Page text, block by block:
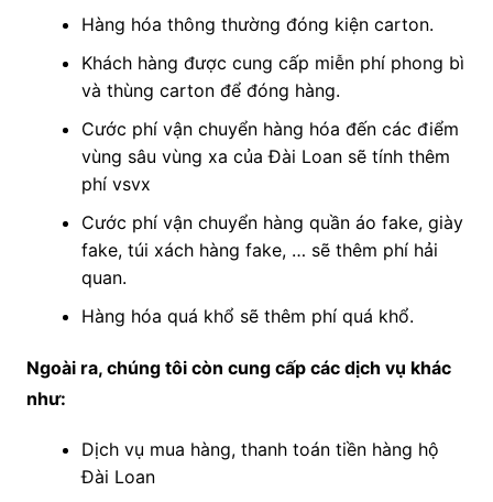
Hàng hóa thông thường đóng kiện carton.
Khách hàng được cung cấp miễn phí phong bì
và thùng carton để đóng hàng.
Cước phí vận chuyển hàng hóa đến các điểm
vùng sâu vùng xa của Đài Loan sẽ tính thêm
phí vsvx
Cước phí vận chuyển hàng quần áo fake, giày
fake, túi xách hàng fake, … sẽ thêm phí hải
quan.
Hàng hóa quá khổ sẽ thêm phí quá khổ.
Ngoài ra, chúng tôi còn cung cấp các dịch vụ khác
như:
Dịch vụ mua hàng, thanh toán tiền hàng hộ
Đài Loan